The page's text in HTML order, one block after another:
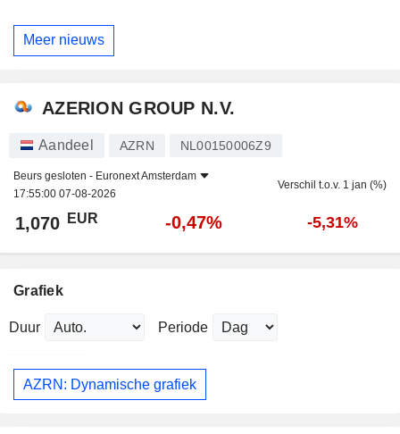
Meer nieuws
AZERION GROUP N.V.
Aandeel AZRN NL00150006Z9
Beurs gesloten - Euronext Amsterdam
17:55:00 07-08-2026
Verschil t.o.v. 1 jan (%)
1,070 EUR -0,47% -5,31%
Grafiek
Duur Periode
AZRN: Dynamische grafiek